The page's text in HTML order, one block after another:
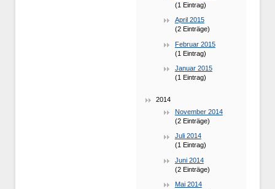
(1 Eintrag)
April 2015
(2 Einträge)
Februar 2015
(1 Eintrag)
Januar 2015
(1 Eintrag)
2014
November 2014
(2 Einträge)
Juli 2014
(1 Eintrag)
Juni 2014
(2 Einträge)
Mai 2014